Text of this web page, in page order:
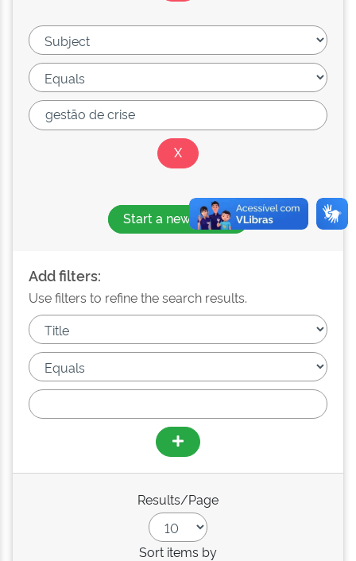
Start a new search
Add filters:
Use filters to refine the search results.
Results/Page
Sort items by